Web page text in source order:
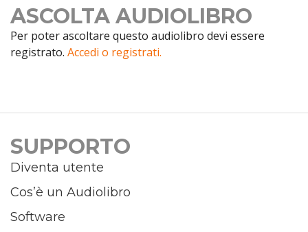
ASCOLTA AUDIOLIBRO
Per poter ascoltare questo audiolibro devi essere
registrato. Accedi o registrati.
SUPPORTO
Diventa utente
Cos’è un Audiolibro
Software